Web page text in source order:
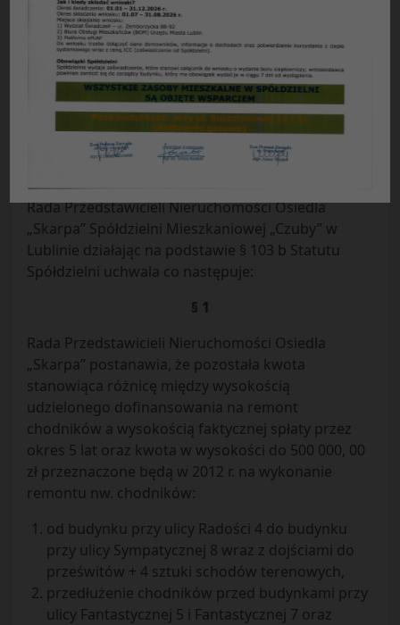
Uchwała Nr 04 / 2012
Rady Przedstawicieli Nieruchomości Osiedla
„Skarpa”
Spółdzielni Mieszkaniowej „Czuby”
z dnia 22.02.2012 r.
w sprawie: korekty planu na 2012 r. dotyczącej
celowego funduszu remontowego
Rada Przedstawicieli Nieruchomości Osiedla
„Skarpa” Spółdzielni Mieszkaniowej „Czuby” w
Lublinie działając na podstawie § 103 b Statutu
Spółdzielni uchwala co następuje:
§ 1
Rada Przedstawicieli Nieruchomości Osiedla
„Skarpa” postanawia, że pozostała kwota
stanowiąca różnicę między wysokością
udzielonego dofinansowania na remont
chodników a wysokością faktycznej spłaty przez
okres 5 lat oraz kwota w wysokości do 500 000, 00
zł przeznaczone będą w 2012 r. na wykonanie
remontu nw. chodników:
od budynku przy ulicy Radości 4 do budynku
przy ulicy Sympatycznej 8 wraz z dojściami do
prześwitów + 4 sztuki schodów terenowych,
przedłużenie chodników przed budynkami przy
ulicy Fantastycznej 5 i Fantastycznej 7 oraz